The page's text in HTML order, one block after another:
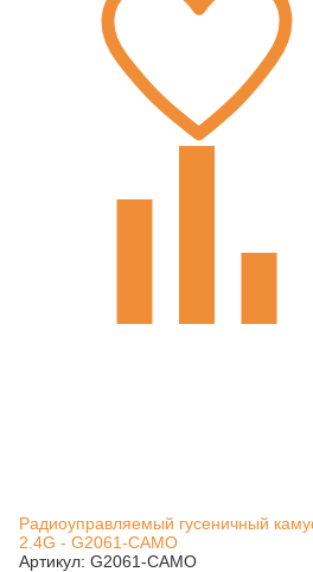
Радиоуправляемый гусеничный
2.4G - G2061-CAMO
Артикул: G2061-CAMO